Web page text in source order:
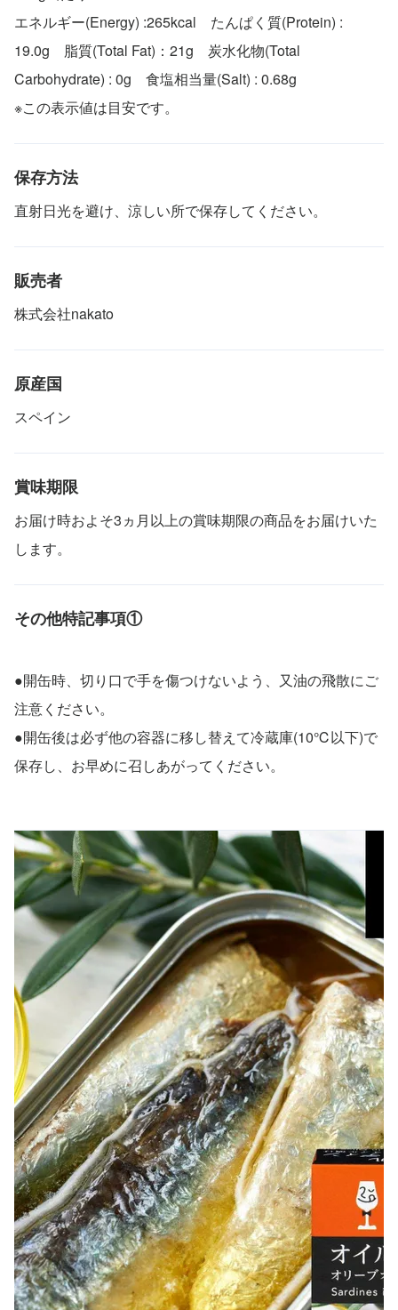
エネルギー(Energy) :265kcal たんぱく質(Protein) :
19.0g 脂質(Total Fat)：21g 炭水化物(Total
Carbohydrate) : 0g 食塩相当量(Salt) : 0.68g
※この表示値は目安です。
保存方法
直射日光を避け、涼しい所で保存してください。
販売者
株式会社nakato
原産国
スペイン
賞味期限
お届け時およそ3ヵ月以上の賞味期限の商品をお届けいた
します。
その他特記事項①
●開缶時、切り口で手を傷つけないよう、又油の飛散にご
注意ください。
●開缶後は必ず他の容器に移し替えて冷蔵庫(10℃以下)で
保存し、お早めに召しあがってください。